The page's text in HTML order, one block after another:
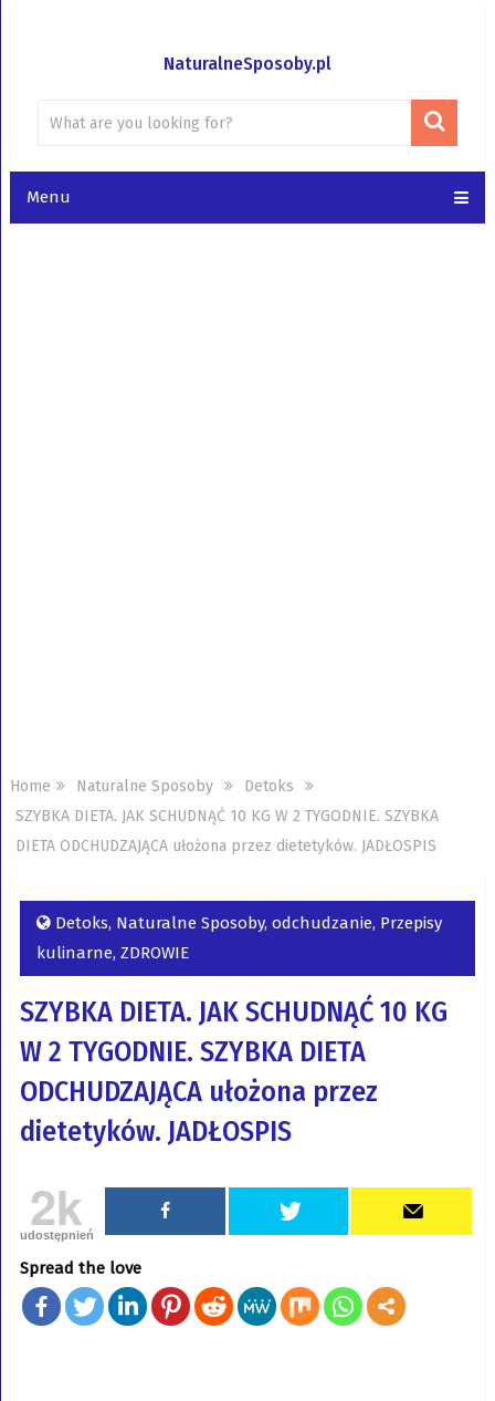
NaturalneSposoby.pl
Menu
Home Naturalne Sposoby
Detoks
SZYBKA DIETA. JAK SCHUDNĄĆ 10 KG W 2 TYGODNIE. SZYBKA
DIETA ODCHUDZAJĄCA ułożona przez dietetyków. JADŁOSPIS
Detoks, Naturalne Sposoby, odchudzanie, Przepisy
kulinarne, ZDROWIE
SZYBKA DIETA. JAK SCHUDNĄĆ 10 KG
W 2 TYGODNIE. SZYBKA DIETA
ODCHUDZAJĄCA ułożona przez
dietetyków. JADŁOSPIS
2k
udostępnień
Spread the love